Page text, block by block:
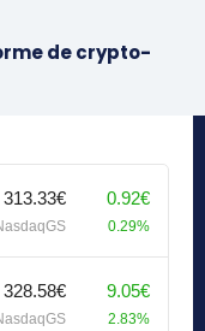
de crypto-
313.33€ 0.92€
0.29%
328.58€ 9.05€
2.83%